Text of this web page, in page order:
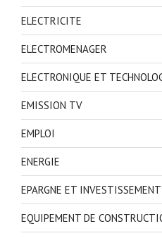
ELECTRICITE
ELECTROMENAGER
ELECTRONIQUE ET
EMISSION TV
EMPLOI
ENERGIE
EPARGNE ET INVESTISSEMENT
EQUIPEMENT DE